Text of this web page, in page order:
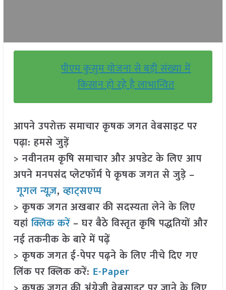
पीएम कुसुम योजना से बड़ी संख्या में
किसान हो रहे है लाभान्वित
आपने उपरोक्त समाचार कृषक जगत वेबसाइट पर
पढ़ा: हमसे जुड़ें
> नवीनतम कृषि समाचार और अपडेट के लिए आप
अपने मनपसंद प्लेटफॉर्म पे कृषक जगत से जुड़े –
गूगल न्यूज़,व्हाट्सएप्प
> कृषक जगत अखबार की सदस्यता लेने के लिए
यहांक्लिक करें– घर बैठे विस्तृत कृषि पद्धतियों और
नई तकनीक के बारे में पढ़ें
> कृषक जगत ई-पेपर पढ़ने के लिए नीचे दिए गए
लिंक पर क्लिक करें: E-Paper